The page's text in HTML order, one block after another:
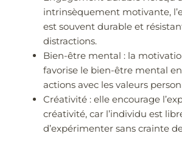
intrinsèquement motivante,
est souvent durable et
distractions.
Bien-être mental : la
favorise le bien-être mental
actions avec les valeurs
Créativité : elle encourage
créativité, car l’individu est
d’expérimenter sans crainte